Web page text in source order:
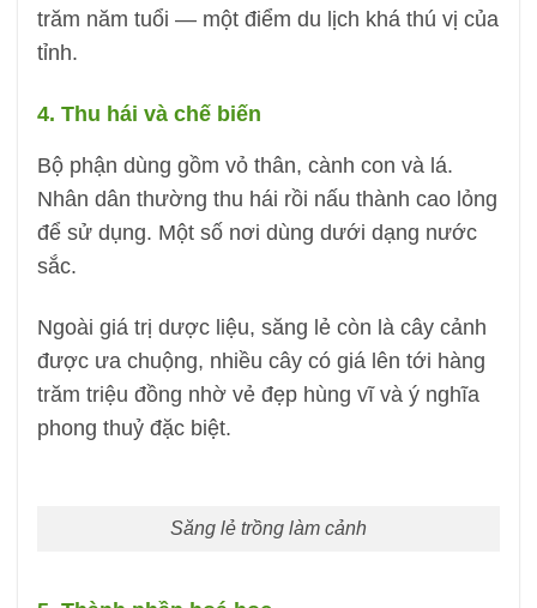
trăm năm tuổi — một điểm du lịch khá thú vị của
tỉnh.
4. Thu hái và chế biến
Bộ phận dùng gồm vỏ thân, cành con và lá.
Nhân dân thường thu hái rồi nấu thành cao lỏng
để sử dụng. Một số nơi dùng dưới dạng nước
sắc.
Ngoài giá trị dược liệu, săng lẻ còn là cây cảnh
được ưa chuộng, nhiều cây có giá lên tới hàng
trăm triệu đồng nhờ vẻ đẹp hùng vĩ và ý nghĩa
phong thuỷ đặc biệt.
Săng lẻ trồng làm cảnh